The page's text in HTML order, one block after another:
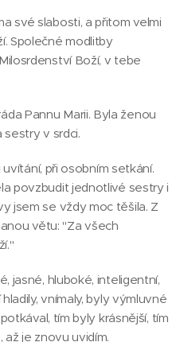
své slabosti, a přitom velmi
Společné modlitby
Boží, v tebe
Pannu Marii. Byla ženou
sestry v srdci.
při osobním setkání.
povzbudit jednotlivé sestry i
jsem se vždy moc těšila. Z
větu: "Za všech
jasné, hluboké, inteligentní,
vnímaly, byly výmluvné
tím byly krásnější, tím
až je znovu uvidím.